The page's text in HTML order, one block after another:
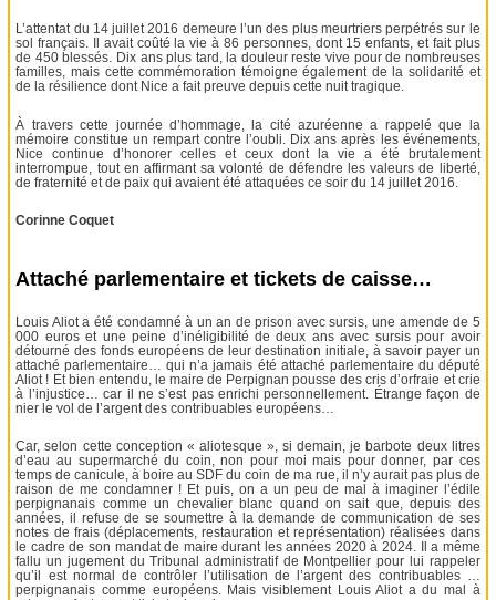
L’attentat du 14 juillet 2016 demeure l’un des plus meurtriers perpétrés sur le
sol français. Il avait coûté la vie à 86 personnes, dont 15 enfants, et fait plus
de 450 blessés. Dix ans plus tard, la douleur reste vive pour de nombreuses
familles, mais cette commémoration témoigne également de la solidarité et
de la résilience dont Nice a fait preuve depuis cette nuit tragique.
À travers cette journée d’hommage, la cité azuréenne a rappelé que la
mémoire constitue un rempart contre l’oubli. Dix ans après les événements,
Nice continue d’honorer celles et ceux dont la vie a été brutalement
interrompue, tout en affirmant sa volonté de défendre les valeurs de liberté,
de fraternité et de paix qui avaient été attaquées ce soir du 14 juillet 2016.
Corinne Coquet
Attaché parlementaire et tickets de caisse…
Louis Aliot a été condamné à un an de prison avec sursis, une amende de 5
000 euros et une peine d’inéligibilité de deux ans avec sursis pour avoir
détourné des fonds européens de leur destination initiale, à savoir payer un
attaché parlementaire… qui n’a jamais été attaché parlementaire du député
Aliot ! Et bien entendu, le maire de Perpignan pousse des cris d’orfraie et crie
à l’injustice… car il ne s’est pas enrichi personnellement. Étrange façon de
nier le vol de l’argent des contribuables européens…
Car, selon cette conception « aliotesque », si demain, je barbote deux litres
d’eau au supermarché du coin, non pour moi mais pour donner, par ces
temps de canicule, à boire au SDF du coin de ma rue, il n’y aurait pas plus de
raison de me condamner ! Et puis, on a un peu de mal à imaginer l’édile
perpignanais comme un chevalier blanc quand on sait que, depuis des
années, il refuse de se soumettre à la demande de communication de ses
notes de frais (déplacements, restauration et représentation) réalisées dans
le cadre de son mandat de maire durant les années 2020 à 2024. Il a même
fallu un jugement du Tribunal administratif de Montpellier pour lui rappeler
qu’il est normal de contrôler l’utilisation de l’argent des contribuables …
perpignanais comme européens. Mais visiblement Louis Aliot a du mal à